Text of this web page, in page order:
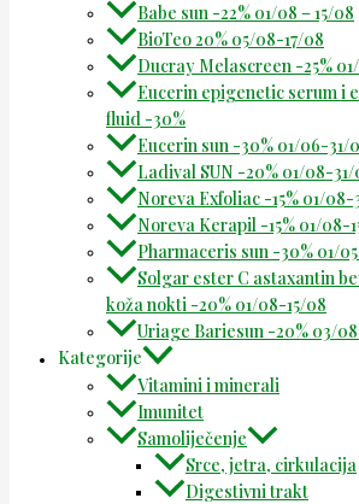
Babe sun -22% 01/08 – 15/08
BioTeo 20% 05/08-17/08
Ducray Melascreen -25%
Eucerin epigenetic serum i
fluid -30%
Eucerin sun -30% 01/06-31/
Ladival SUN -20% 01/08-31/
Noreva Exfoliac -15% 01/08-
Noreva Kerapil -15% 01/08-
Pharmaceris sun -30% 01/
Solgar ester C astaxantin
koža nokti -20% 01/08-15/08
Uriage Bariesun -20% 03/
Kategorije
Vitamini i minerali
Imunitet
Samoliječenje
Srce, jetra, cirkulacija
Digestivni trakt